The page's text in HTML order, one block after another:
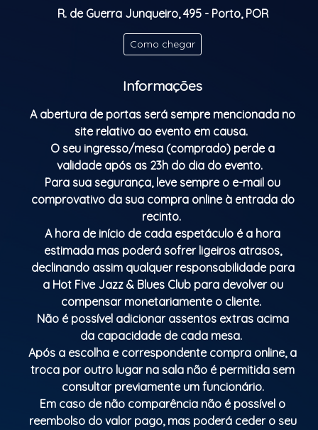
United States, the genre was strongly influenced by
genres, songs and lyrics typical of African culture.
One of the characteristics of the blues is its simple
instruments such as guitar and piano.
Doors open: 9:30 p.m.
Show starts: 10:30 p.m.
Classificação etária: M/16
R. de Guerra Junqueiro, 495 - Porto, POR
Como chegar
Informações
A abertura de portas será sempre mencionada no
site relativo ao evento em causa.
O seu ingresso/mesa (comprado) perde a
validade após as 23h do dia do evento.
Para sua segurança, leve sempre o e-mail ou
comprovativo da sua compra online à entrada do
recinto.
A hora de início de cada espetáculo é a hora
estimada mas poderá sofrer ligeiros atrasos,
declinando assim qualquer responsabilidade para
a Hot Five Jazz & Blues Club para devolver ou
compensar monetariamente o cliente.
Não é possível adicionar assentos extras acima
da capacidade de cada mesa.
Após a escolha e correspondente compra online, a
troca por outro lugar na sala não é permitida sem
consultar previamente um funcionário.
Em caso de não comparência não é possível o
reembolso do valor pago, mas poderá ceder o seu